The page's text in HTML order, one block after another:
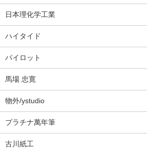
日本理化学工業
ハイタイド
パイロット
馬場 忠寛
物外/ystudio
プラチナ萬年筆
古川紙工